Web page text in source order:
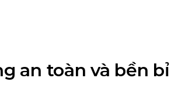
an toàn và bền bỉ